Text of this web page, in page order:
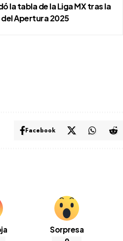
la tabla de la Liga MX tras la
del Apertura 2025
Facebook
Sorpresa